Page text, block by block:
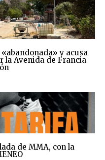
y acusa
la Avenida de Francia
de MMA, con la